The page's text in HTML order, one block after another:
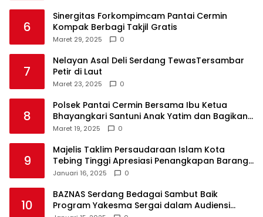
6
Sinergitas Forkompimcam Pantai Cermin
Kompak Berbagi Takjil Gratis
Maret 29, 2025 0
7
Nelayan Asal Deli Serdang TewasTersambar
Petir di Laut
Maret 23, 2025 0
8
Polsek Pantai Cermin Bersama Ibu Ketua
Bhayangkari Santuni Anak Yatim dan Bagikan
Takjil
Maret 19, 2025 0
9
Majelis Taklim Persaudaraan Islam Kota
Tebing Tinggi Apresiasi Penangkapan Barang
Haram
Januari 16, 2025 0
10
BAZNAS Serdang Bedagai Sambut Baik
Program Yakesma Sergai dalam Audiensi